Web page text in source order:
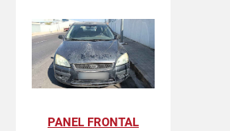
PANEL FRONTAL